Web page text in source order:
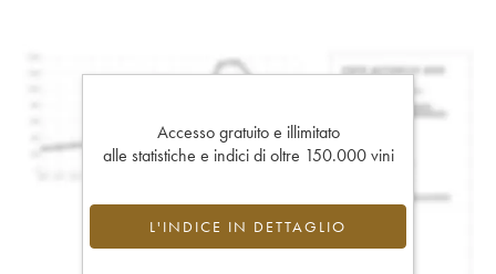
Accesso gratuito e illimitato
alle statistiche e indici di oltre 150.000 vini
L'INDICE IN DETTAGLIO